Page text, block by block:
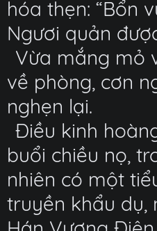
hóa thẹn: “Bổn
Ngươi quản
Vừa mắng mỏ
về phòng, cơn
nghẹn lại.
Điều kinh
buổi chiều nọ,
nhiên có một
truyền khẩu dụ,